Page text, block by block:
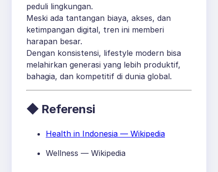
peduli lingkungan.
Meski ada tantangan biaya, akses, dan
ketimpangan digital, tren ini memberi
harapan besar.
Dengan konsistensi, lifestyle modern bisa
melahirkan generasi yang lebih produktif,
bahagia, dan kompetitif di dunia global.
◆ Referensi
Health in Indonesia — Wikipedia
Wellness — Wikipedia